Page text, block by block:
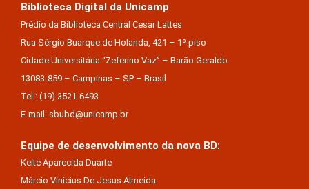
Biblioteca Digital da Unicamp
Prédio da Biblioteca Central Cesar Lattes
Rua Sérgio Buarque de Holanda, 421 – 1º piso
Cidade Universitária “Zeferino Vaz” – Barão Geraldo
13083-859 – Campinas – SP – Brasil
Tel.: (19) 3521-6493
E-mail: sbubd@unicamp.br
Equipe de desenvolvimento da nova BD:
Keite Aparecida Duarte
Márcio Vinícius De Jesus Almeida